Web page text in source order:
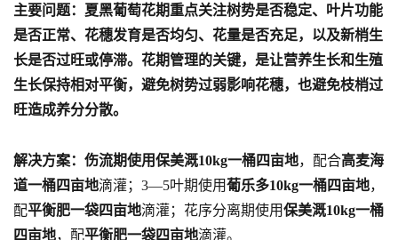
主要问题：夏黑葡萄花期重点关注树势是否稳定、叶片功能
是否正常、花穗发育是否均匀、花量是否充足，以及新梢生
长是否过旺或停滞。花期管理的关键，是让营养生长和生殖
生长保持相对平衡，避免树势过弱影响花穗，也避免枝梢过
旺造成养分分散。
解决方案：伤流期使用保美溉10kg一桶四亩地，配合高麦海
道一桶四亩地滴灌；3—5叶期使用葡乐多10kg一桶四亩地，
配平衡肥一袋四亩地滴灌；花序分离期使用保美溉10kg一桶
四亩地，配平衡肥一袋四亩地滴灌。